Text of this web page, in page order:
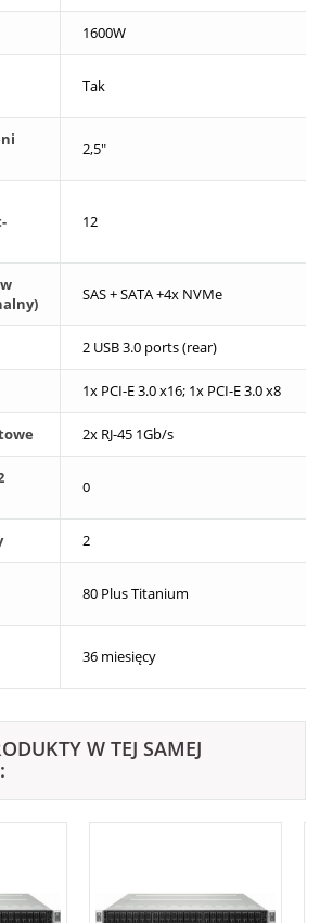
1600W
Tak
2,5"
12
SAS + SATA +4x NVMe
2 USB 3.0 ports (rear)
1x PCI-E 3.0 x16; 1x PCI-E 3.0 x8
2x RJ-45 1Gb/s
0
2
80 Plus Titanium
36 miesięcy
W TEJ SAMEJ